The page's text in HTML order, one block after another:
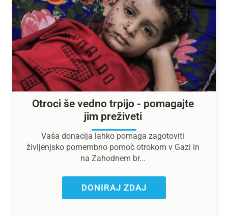
Otroci še vedno trpijo - pomagajte
jim preživeti
Vaša donacija lahko pomaga zagotoviti
življenjsko pomembno pomoč otrokom v Gazi in
na Zahodnem br...
DONIRAJ ZDAJ